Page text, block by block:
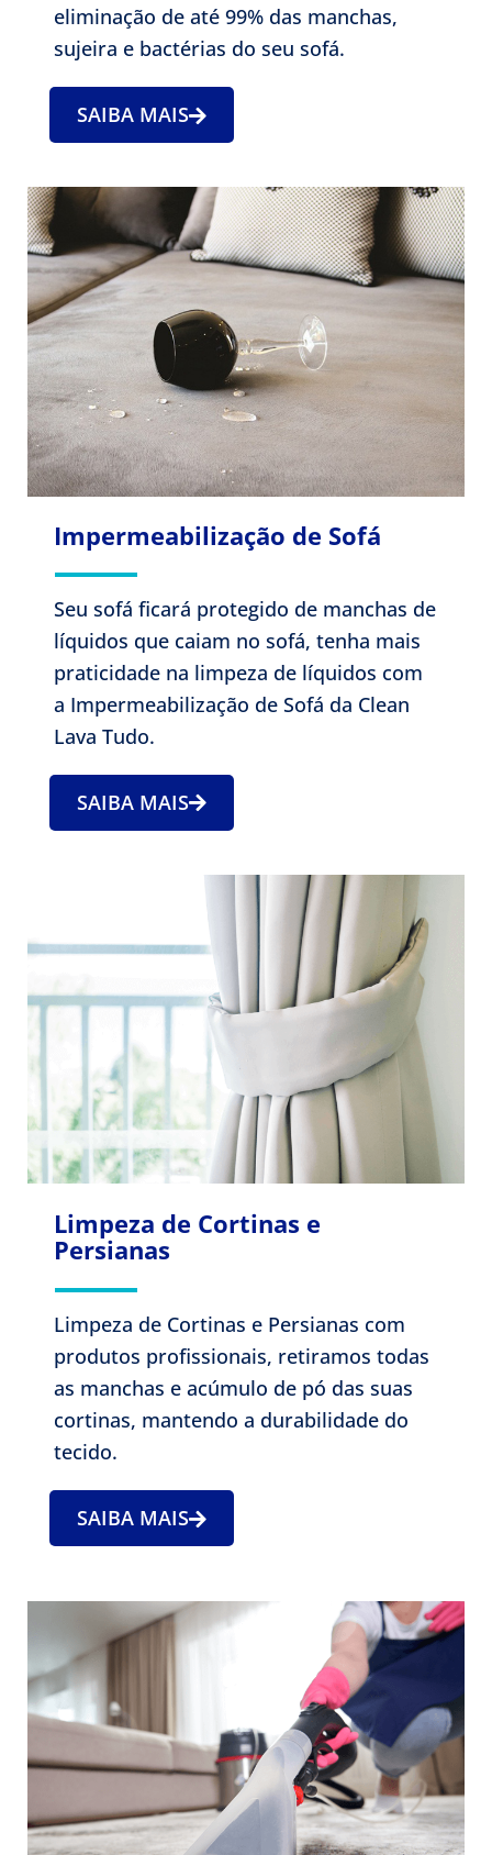
eliminação de até 99% das manchas,
sujeira e bactérias do seu sofá.
SAIBA MAIS
Impermeabilização de Sofá
Seu sofá ficará protegido de manchas de
líquidos que caiam no sofá, tenha mais
praticidade na limpeza de líquidos com
a Impermeabilização de Sofá da Clean
Lava Tudo.
SAIBA MAIS
Limpeza de Cortinas e
Persianas
Limpeza de Cortinas e Persianas com
produtos profissionais, retiramos todas
as manchas e acúmulo de pó das suas
cortinas, mantendo a durabilidade do
tecido.
SAIBA MAIS